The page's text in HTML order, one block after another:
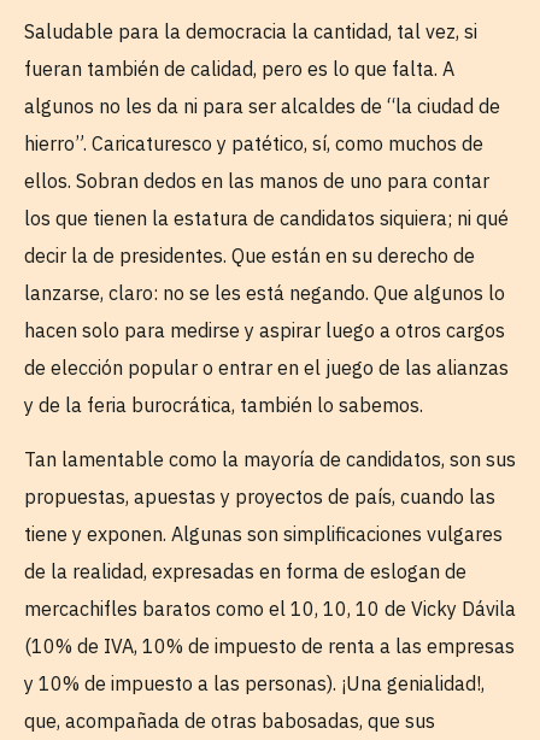
Saludable para la democracia la cantidad, tal vez, si
fueran también de calidad, pero es lo que falta. A
algunos no les da ni para ser alcaldes de “la ciudad de
hierro”. Caricaturesco y patético, sí, como muchos de
ellos. Sobran dedos en las manos de uno para contar
los que tienen la estatura de candidatos siquiera; ni qué
decir la de presidentes. Que están en su derecho de
lanzarse, claro: no se les está negando. Que algunos lo
hacen solo para medirse y aspirar luego a otros cargos
de elección popular o entrar en el juego de las alianzas
y de la feria burocrática, también lo sabemos.
Tan lamentable como la mayoría de candidatos, son sus
propuestas, apuestas y proyectos de país, cuando las
tiene y exponen. Algunas son simplificaciones vulgares
de la realidad, expresadas en forma de eslogan de
mercachifles baratos como el 10, 10, 10 de Vicky Dávila
(10% de IVA, 10% de impuesto de renta a las empresas
y 10% de impuesto a las personas). ¡Una genialidad!,
que, acompañada de otras babosadas, que sus